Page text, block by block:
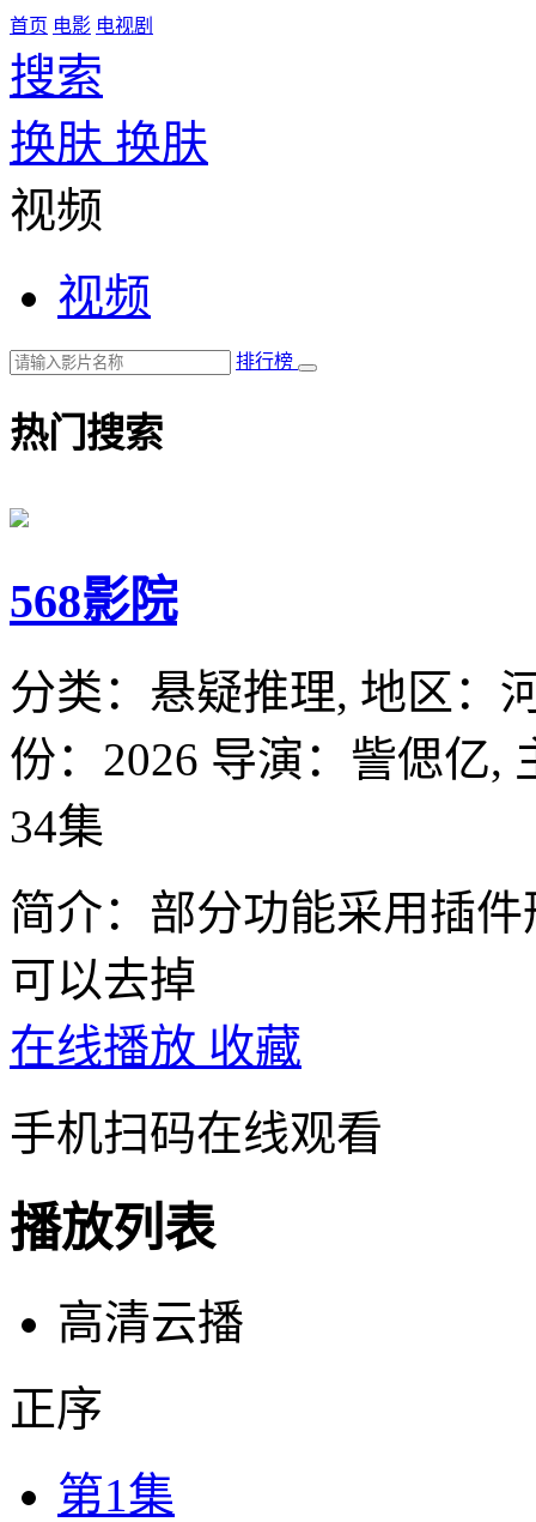
首页 电影 电视剧
搜索
换肤 换肤
视频
视频
排行榜
热门搜索
568影院
分类： 悬疑推理, 地区：
份： 2026 导演： 訾偲亿,
34集
简介：部分功能采用插
可以去掉
在线播放 收藏
手机扫码在线观看
播放列表
高清云播
正序
第1集